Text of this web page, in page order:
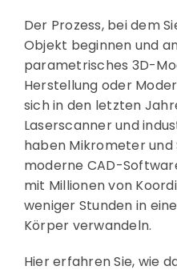
Der Prozess, bei dem
Objekt beginnen und
parametrisches 3D-
Herstellung oder
sich in den letzten
Laserscanner und
haben Mikrometer
moderne CAD-
mit Millionen von
weniger Stunden in
Körper verwandeln.
Hier erfahren Sie, wie